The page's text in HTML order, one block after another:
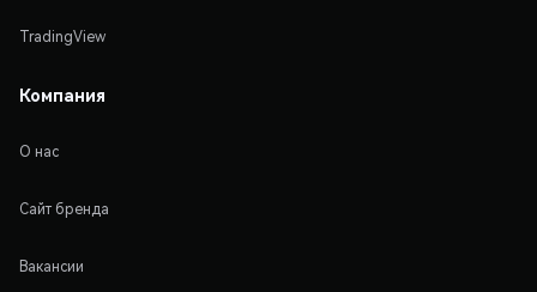
TradingView
Компания
О нас
Сайт бренда
Вакансии